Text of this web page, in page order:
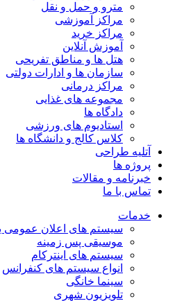
مترو و حمل و نقل
مراکز آموزشی
مراکز خرید
آموزش آنلاین
هتل ها و مناطق تفریحی
سازمان ها و ادارات دولتی
مراکز درمانی
مجموعه های غذایی
دادگاه ها
استادیوم های ورزشی
کلاس کالج و دانشگاه ها
آتلیه طراحی
پروژه ها
خبرنامه و مقالات
تماس با ما
خدمات
سیستم های اعلان عمومی
موسیقی پس زمینه
سیستم های اینترکام
انواع سیستم های کنفرانس
سینما خانگی
تلویزیون شهری